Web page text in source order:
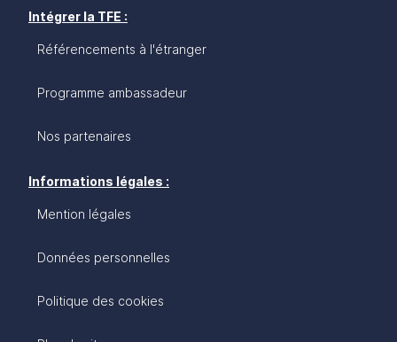
Intégrer la TFE :
Référencements à l'étranger
Programme ambassadeur
Nos partenaires
Informations légales :
Mention légales
Données personnelles
Politique des cookies